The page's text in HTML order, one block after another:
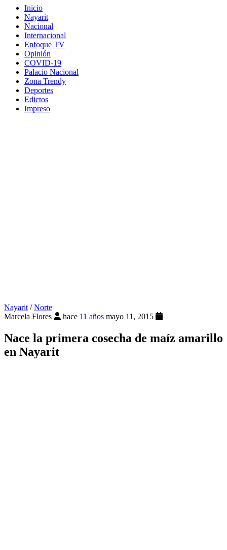
Inicio
Nayarit
Nacional
Internacional
Enfoque TV
Opinión
COVID-19
Palacio Nacional
Zona Trendy
Deportes
Edictos
Impreso
Nayarit/Norte
Marcela Flores
hace 11 años mayo 11, 2015
Nace la primera cosecha de maíz amarillo
en Nayarit